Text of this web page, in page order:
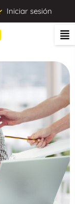
Iniciar sesión